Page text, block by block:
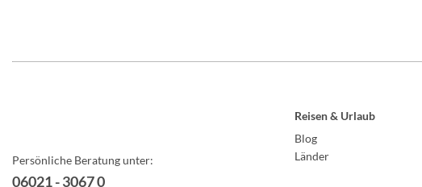
Persönliche Beratung unter:
06021 - 3067 0
Reisen & Urlaub
Blog
Länder